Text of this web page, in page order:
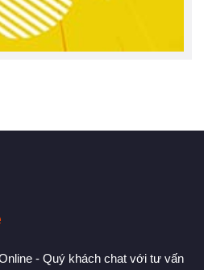
- Quý khách chat với tư vấn